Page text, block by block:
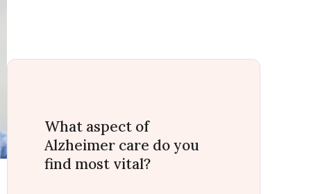
What aspect of
Alzheimer care do you
find most vital?